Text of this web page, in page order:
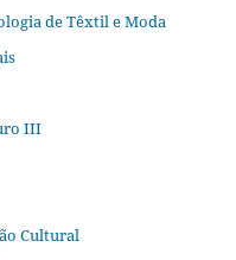
de Têxtil e Moda
III
Cultural